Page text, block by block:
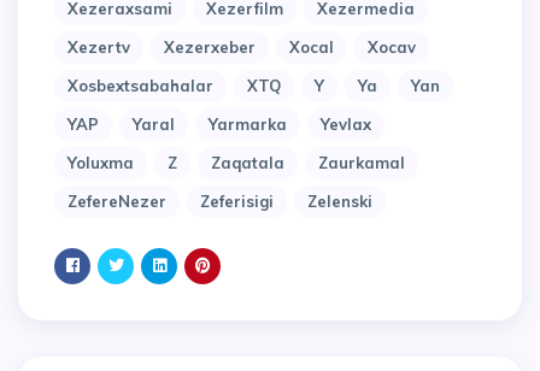
Xezeraxsami
Xezerfilm
Xezermedia
Xezertv
Xezerxeber Xocal
Xocav
Xosbextsabahalar
XTQ Y Ya
Yan
YAP
Yaral Yarmarka
Yevlax
Yoluxma
Z Zaqatala
Zaurkamal
ZefereNezer
Zeferisigi Zelenski